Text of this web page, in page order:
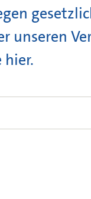
unseren
hier.